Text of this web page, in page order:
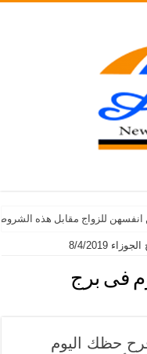
للزواج مقابل هذه
8/4/2019
فى برج
4-2019 ماغى فرح حظك اليوم